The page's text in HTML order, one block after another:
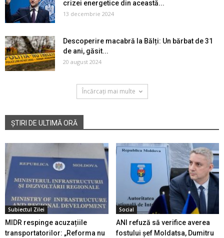
crizei energetice din această...
13 decembrie 2024
Descoperire macabră la Bălți: Un bărbat de 31
de ani, găsit...
20 august 2024
Încărcați mai multe
ȘTIRI DE ULTIMĂ ORĂ
Subiectul Zilei
MIDR respinge acuzațiile
transportatorilor: „Reforma nu
Social
ANI refuză să verifice averea
fostului șef Moldatsa, Dumitru